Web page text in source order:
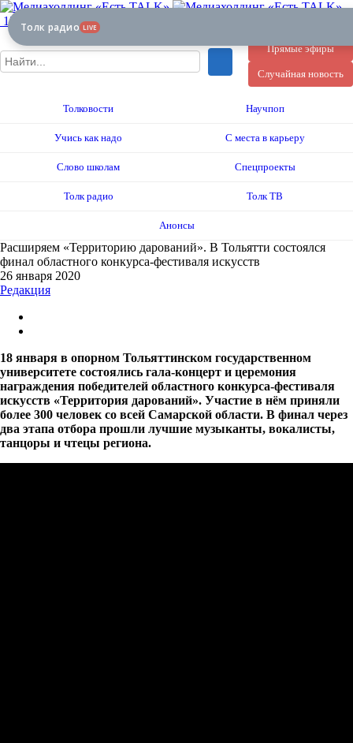
12+
Прямые эфиры
Случайная новость
Толковости Научпоп
Учись как надо С места в карьеру
Слово школам Спецпроекты
Толк радио Толк ТВ
Анонсы
Расширяем «Территорию дарований». В Тольятти состоялся
финал областного конкурса-фестиваля искусств
26 января 2020
Редакция
18 января в опорном Тольяттинском государственном
университете состоялись гала-концерт и церемония
награждения победителей областного конкурса-фестиваля
искусств «Территория дарований». Участие в нём приняли
более 300 человек со всей Самарской области. В финал через
два этапа отбора прошли лучшие музыканты, вокалисты,
танцоры и чтецы региона.
Толк радио LIVE